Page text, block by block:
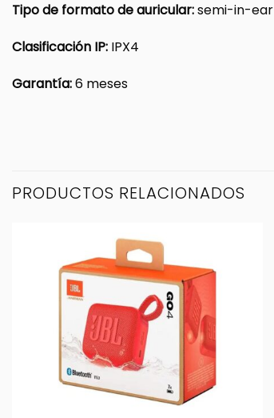
Tipo de formato de auricular:semi-in-ear
Clasificación IP: IPX4
Garantía:6 meses
PRODUCTOS RELACIONADOS